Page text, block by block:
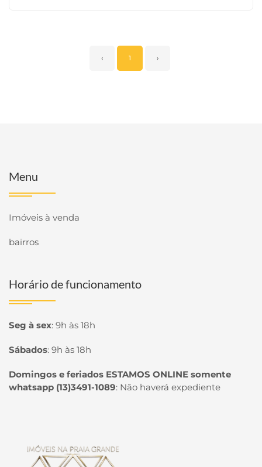
‹ 1 ›
Menu
Imóveis à venda
bairros
Horário de funcionamento
Seg à sex: 9h às 18h
Sábados: 9h às 18h
Domingos e feriados ESTAMOS ONLINE somente
whatsapp (13)3491-1089: Não haverá expediente